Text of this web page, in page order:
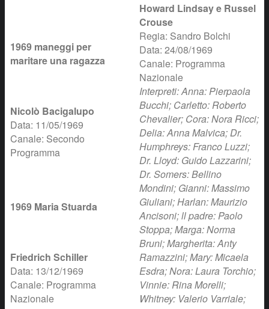
1969 maneggi per
maritare una ragazza
Nicolò Bacigalupo
Data: 11/05/1969
Canale: Secondo
Programma
1969 Maria Stuarda
Friedrich Schiller
Data: 13/12/1969
Canale: Programma
Nazionale
Howard Lindsay e Russel
Crouse
Regia: Sandro Bolchi
Data: 24/08/1969
Canale: Programma
Nazionale
Interpreti: Anna: Pierpaola
Bucchi; Carletto: Roberto
Chevalier; Cora: Nora Ricci;
Delia: Anna Malvica; Dr.
Humphreys: Franco Luzzi;
Dr. Lloyd: Guido Lazzarini;
Dr. Somers: Bellino
Mondini; Gianni: Massimo
Giuliani; Harlan: Maurizio
Ancisoni; ll padre: Paolo
Stoppa; Marga: Norma
Bruni; Margherita: Anty
Ramazzini; Mary: Micaela
Esdra; Nora: Laura Torchio;
Vinnie: Rina Morelli;
Whitney: Valerio Varriale;